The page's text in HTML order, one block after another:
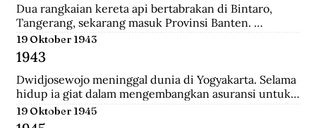
Dua rangkaian kereta api bertabrakan di Bintaro,
Tangerang, sekarang masuk Provinsi Banten.
Lokomotif dan gerbong pertama masing-masing
kereta hancur-lebur. Ratusan penumpang tewas
mengenaskan. Suara tabrakan terdengar hingga
beberapa belas meter. Kecelakaan kereta terburuk
sepanjang sejarah Indonesia. Kecelakaan ini terjadi
Senin pagi, sekira jam tujuh. Waktu padat penumpang
untuk Kereta api (KA) 225 trayek Rangkasbitung—
19 Oktober 1943
1943
Dwidjosewojo meninggal dunia di Yogyakarta. Selama
hidup ia giat dalam mengembangkan asuransi untuk
anak negeri. Hingga OL Mij Boemipoetera dan
Merdika sebagai usaha asuransi mendapat pengakuan
19 Oktober 1945